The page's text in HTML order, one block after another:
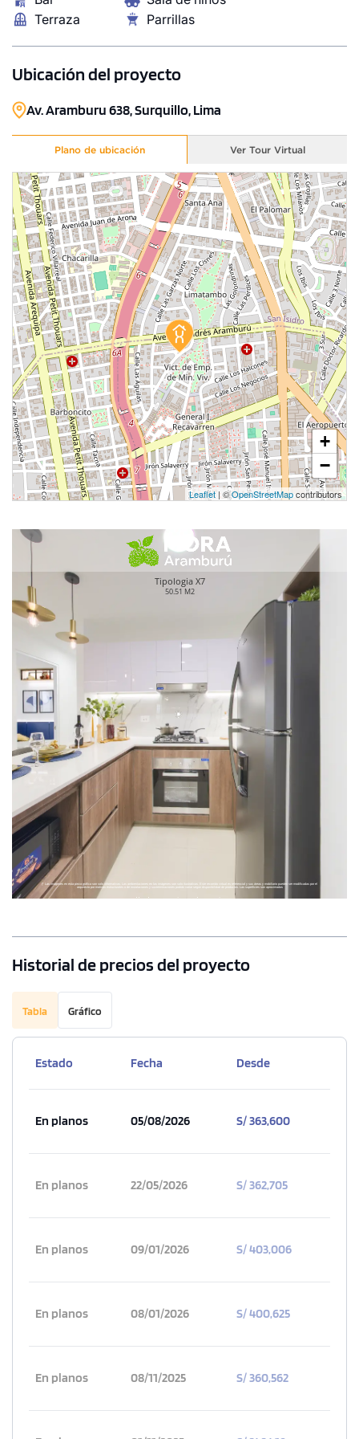
Terraza
Parrillas
Ubicación del proyecto
Av. Aramburu 638, Surquillo, Lima
Plano de ubicación Ver Tour Virtual
+
−
Leaflet | ©OpenStreetMapcontributors
Historial de precios del proyecto
Tabla Gráfico
Estado Fecha Desde
En planos 05/08/2026 S/ 363,600
En planos 22/05/2026 S/ 362,705
En planos 09/01/2026 S/ 403,006
En planos 08/01/2026 S/ 400,625
En planos 08/11/2025 S/ 360,562